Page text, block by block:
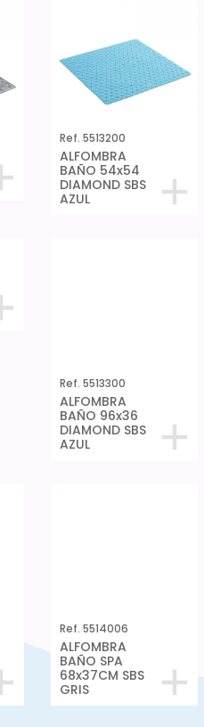
Ref. 5513200
ALFOMBRA
BAÑO 54x54
DIAMOND SBS
AZUL
Ref. 5514006
ALFOMBRA
BAÑO SPA
68x37CM SBS
GRIS